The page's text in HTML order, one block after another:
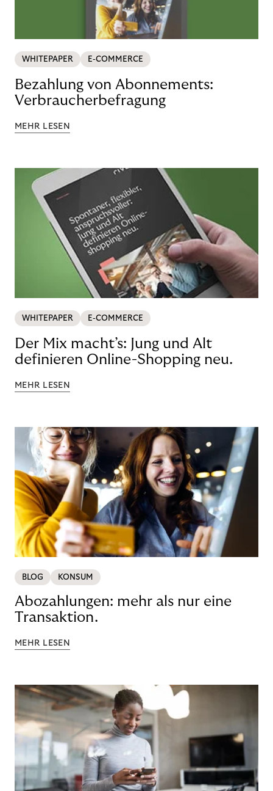
WHITEPAPER E-COMMERCE
Bezahlung von Abonnements:
Verbraucherbefragung
MEHR LESEN
WHITEPAPER E-COMMERCE
Der Mix macht’s: Jung und Alt
definieren Online-Shopping neu.
MEHR LESEN
BLOG KONSUM
Abozahlungen: mehr als nur eine
Transaktion.
MEHR LESEN